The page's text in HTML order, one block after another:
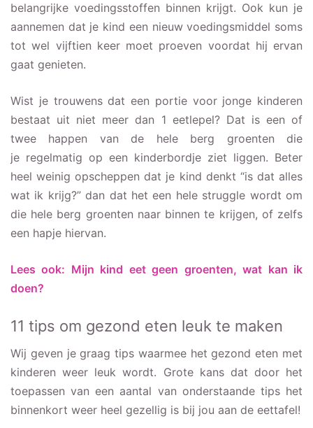
belangrijke voedingsstoffen binnen krijgt. Ook kun je
aannemen dat je kind een nieuw voedingsmiddel soms
tot wel vijftien keer moet proeven voordat hij ervan
gaat genieten.
Wist je trouwens dat een portie voor jonge kinderen
bestaat uit niet meer dan 1 eetlepel? Dat is een of
twee happen van de hele berg groenten die
je regelmatig op een kinderbordje ziet liggen. Beter
heel weinig opscheppen dat je kind denkt “is dat alles
wat ik krijg?” dan dat het een hele struggle wordt om
die hele berg groenten naar binnen te krijgen, of zelfs
een hapje hiervan.
Lees ook: Mijn kind eet geen groenten, wat kan ik
doen?
11 tips om gezond eten leuk te maken
Wij geven je graag tips waarmee het gezond eten met
kinderen weer leuk wordt. Grote kans dat door het
toepassen van een aantal van onderstaande tips het
binnenkort weer heel gezellig is bij jou aan de eettafel!